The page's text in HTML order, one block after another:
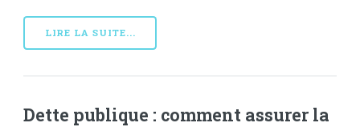
LIRE LA SUITE...
Dette publique : comment assurer la